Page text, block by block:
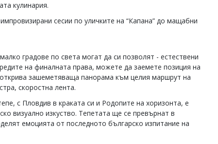
кулинария.
сесии по уличките на “Капана” до мащабни
градове по света могат да си позволят - естествени
на финалната права, можете да заемете позиция на
зашеметяваща панорама към целия маршрут на
скоростна лента.
с Пловдив в краката си и Родопите на хоризонта, е
визуално изкуство. Тепетата ще се превърнат в
емоцията от последното българско изпитание на